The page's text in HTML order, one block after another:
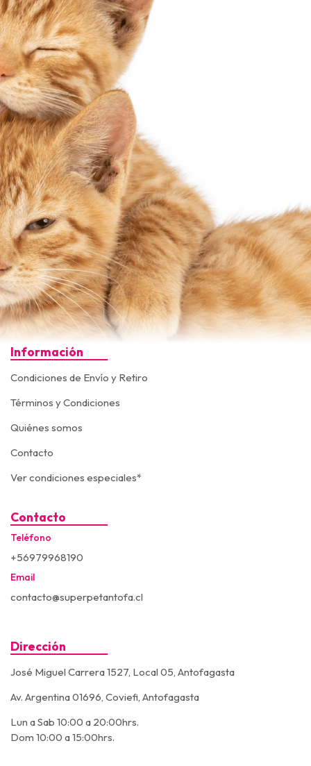
Información
Condiciones de Envío y Retiro
Términos y Condiciones
Quiénes somos
Contacto
Ver condiciones especiales*
Contacto
Teléfono
+56979968190
Email
contacto@superpetantofa.cl
Dirección
José Miguel Carrera 1527, Local 05, Antofagasta
Av. Argentina 01696, Coviefi, Antofagasta
Lun a Sab 10:00 a 20:00hrs.
Dom 10:00 a 15:00hrs.